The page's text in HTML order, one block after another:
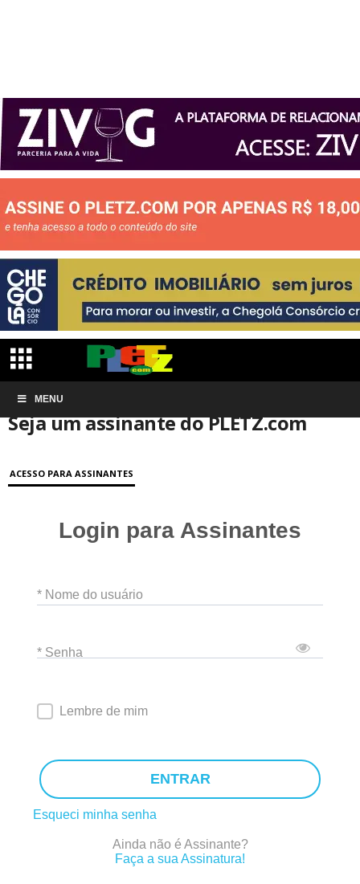
MENU
Início Conta de associação
Seja um assinante do PLETZ.com
ACESSO PARA ASSINANTES
Login para Assinantes
* Nome do usuário
* Senha
Lembre de mim
ENTRAR
Esqueci minha senha
Ainda não é Assinante?
Faça a sua Assinatura!